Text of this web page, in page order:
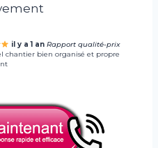
il y a 1 an Rapport qualité-prix
chantier bien organisé et propre